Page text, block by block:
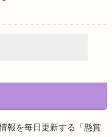
報を毎日更新する「懸賞